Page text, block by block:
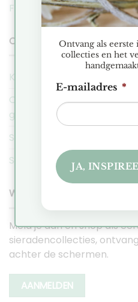
FAQ
COBAJA NIEUWS
Kerstmarkt Historische
Ontdek de Hexa collectie:
geometrische sieraden
Sieraden Presentatie
Sieraden voor de intuïtieve
WORD EEN COBAJA VIP
Meld je aan en shop als
sieradencollecties,
achter de schermen.
AANMELDEN
Ontvang als
collecties en het
E-mailadres *
JA,